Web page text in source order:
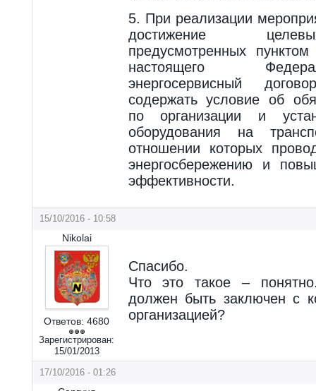
5. При реализации
достижение
предусмотренных
настоящего
энергосервисный
содержать условие об
по организации и
оборудования на
отношении которых
энергосбережению и
эффективности.
15/10/2016 - 10:58
Nikolai
Ответов: 4680
Зарегистрирован:
15/01/2013
Спасибо.
Что это такое –
должен быть заключен с
организацией?
17/10/2016 - 01:26